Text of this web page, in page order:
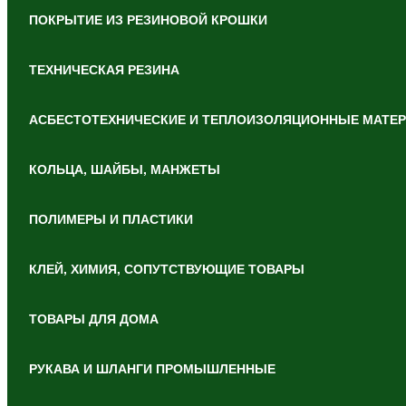
ПОКРЫТИЕ ИЗ РЕЗИНОВОЙ КРОШКИ
ТЕХНИЧЕСКАЯ РЕЗИНА
АСБЕСТОТЕХНИЧЕСКИЕ И ТЕПЛОИЗОЛЯЦИОННЫЕ
КОЛЬЦА, ШАЙБЫ, МАНЖЕТЫ
ПОЛИМЕРЫ И ПЛАСТИКИ
КЛЕЙ, ХИМИЯ, СОПУТСТВУЮЩИЕ ТОВАРЫ
ТОВАРЫ ДЛЯ ДОМА
РУКАВА И ШЛАНГИ ПРОМЫШЛЕННЫЕ